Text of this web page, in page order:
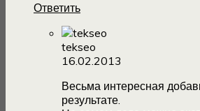
Ответить
tekseo
16.02.2013
Весьма интересная
результате.